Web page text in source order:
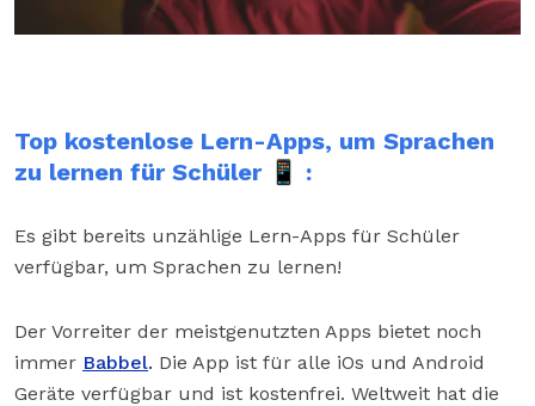
Top kostenlose Lern-Apps, um Sprachen
zu lernen für Schüler 📱 :
Es gibt bereits unzählige Lern-Apps für Schüler
verfügbar, um Sprachen zu lernen!
Der Vorreiter der meistgenutzten Apps bietet noch
immer Babbel. Die App ist für alle iOs und Android
Geräte verfügbar und ist kostenfrei. Weltweit hat die